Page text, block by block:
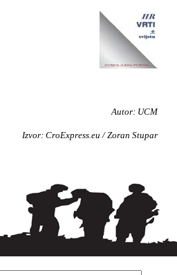
Autor: UCM
Izvor: CroExpress.eu / Zoran Stupar